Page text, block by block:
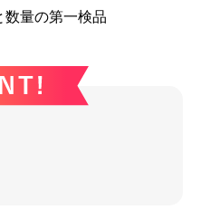
数量の第一検品